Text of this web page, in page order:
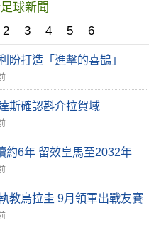
球新聞
2 3 4 5 6
盼打造「進擊的喜鵲」
斯確認斟介拉賀域
約6年 留效皇馬至2032年
教烏拉圭 9月領軍出戰友賽